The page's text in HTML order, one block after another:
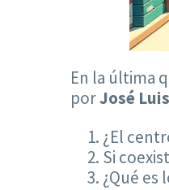
En la última
porJosé
¿El
Si
¿Qué es